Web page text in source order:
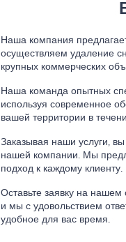
Наша компания
осуществляем удаление
крупных коммерческих
Наша команда опытных
используя современное
вашей территории в
Заказывая наши услуги,
нашей компании. Мы
подход к каждому клиенту.
Оставьте заявку на
и мы с удовольствием
удобное для вас время.